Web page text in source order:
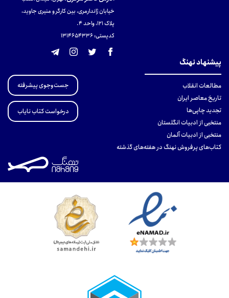
خیابان ژاندارمری، بین کارگر و منیری جاوید،
پلاک 121، واحد ۴.
کدپستی: 131465433۶
پیشنهاد نهنگ
مطالعات انقلاب
تاریخ معاصر ایران
تجدید چاپی‌ها
منتخبی از ادبیات انگلستان
منتخبی از ادبیات آلمان
کتاب‌های پرفروش نهنگ در هفته‌های گذشته
جست‌وجوی پیشرفته
درخواست کتاب نایاب